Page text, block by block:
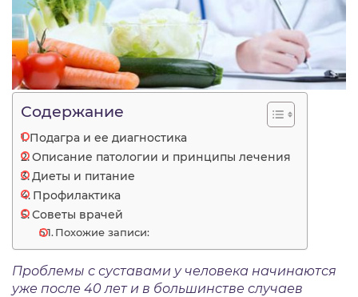
Содержание
Подагра и ее диагностика
Описание патологии и принципы лечения
Диеты и питание
Профилактика
Советы врачей
Похожие записи:
Проблемы с суставами у человека начинаются
уже после 40 лет и в большинстве случаев